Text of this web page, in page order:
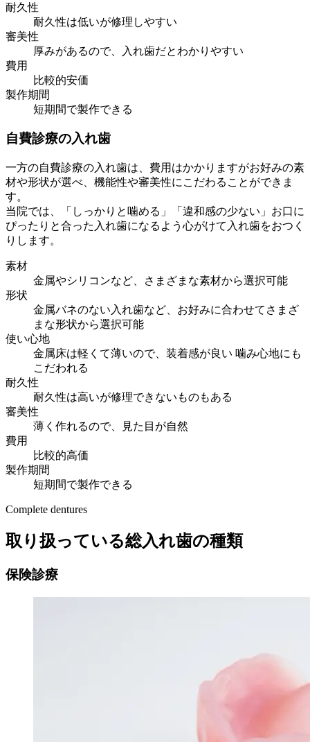
耐久性
耐久性は低いが修理しやすい
審美性
厚みがあるので、入れ歯だとわかりやすい
費用
比較的安価
製作期間
短期間で製作できる
自費診療の入れ歯
一方の自費診療の入れ歯は、費用はかかりますがお好みの素
材や形状が選べ、機能性や審美性にこだわることができま
す。
当院では、「しっかりと噛める」「違和感の少ない」お口に
ぴったりと合った入れ歯になるよう心がけて入れ歯をおつく
りします。
素材
金属やシリコンなど、さまざまな素材から選択可能
形状
金属バネのない入れ歯など、お好みに合わせてさまざ
まな形状から選択可能
使い心地
金属床は軽くて薄いので、装着感が良い 噛み心地にも
こだわれる
耐久性
耐久性は高いが修理できないものもある
審美性
薄く作れるので、見た目が自然
費用
比較的高価
製作期間
短期間で製作できる
Complete dentures
取り扱っている総入れ歯の種類
保険診療